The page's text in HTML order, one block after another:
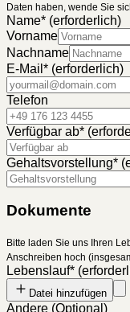
Daten haben, wende Sie
Name* (erforderlich)
Vorname
Nachname
E-Mail * (erforderlich)
Telefon
Verfügbar ab*
Gehaltsvorstellung*
Dokumente
Bitte laden Sie uns Ihren
Anschreiben hoch
Lebenslauf*
Datei hinzufügen
Andere (Optional )